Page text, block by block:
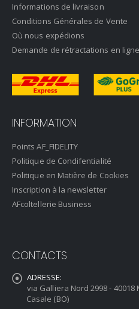
Informations de livraison
Conditions Générales de Vente
Où nous expédions
Demande de rétractations en ligne
INFORMATION
Points AF_FIDELITY
Politique de Condifentialité
Politique en Matière de Cookies
Inscription à la newsletter
AFcoltellerie Business
CONTACTS
ADRESSE:
via Galliera Nord 2998 -
Casale (BO)